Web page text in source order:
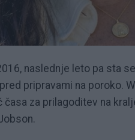
naslednje leto pa sta
pripravami na poroko.
za prilagoditev na